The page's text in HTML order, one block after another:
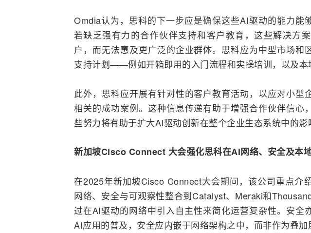
Omdia认为，思科的下一步应是确保这些AI驱动的能力能
若缺乏强有力的合作伙伴支持和客户教育，这些解决方
户，而无法惠及更广泛的企业群体。思科应为中型市场和
支持计划——例如开箱即用的入门流程和实操培训，以及本
此外，思科应开展有针对性的客户教育活动，以应对小型
相关的成功案例。这种信息传递有助于增强合作伙伴信心
些努力将有助于扩大AI驱动创新在整个企业生态系统中的影
新加坡Cisco Connect 大会强化思科在AI网络、安全及本
在2025年新加坡Cisco Connect大会期间，该公司重点介
网络、安全与可观察性整合到Catalyst、Meraki和
过在AI驱动的网络中引入自主性来简化运营复杂性。安全
AI应用的普及，安全应内嵌于网络架构之中，而非作为叠加